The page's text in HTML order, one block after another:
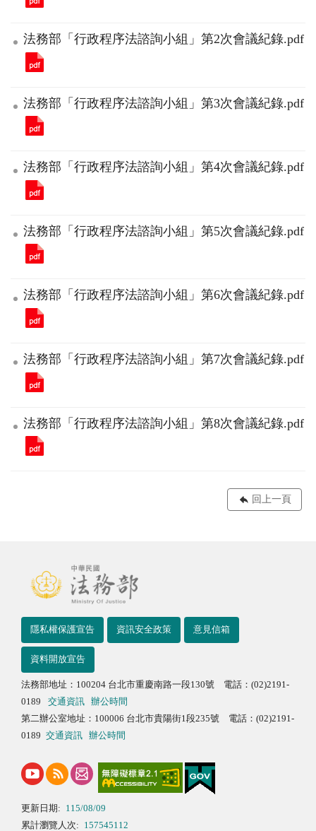
法務部「行政程序法諮詢小組」第2次會議紀錄.pdf
法務部「行政程序法諮詢小組」第3次會議紀錄.pdf
法務部「行政程序法諮詢小組」第4次會議紀錄.pdf
法務部「行政程序法諮詢小組」第5次會議紀錄.pdf
法務部「行政程序法諮詢小組」第6次會議紀錄.pdf
法務部「行政程序法諮詢小組」第7次會議紀錄.pdf
法務部「行政程序法諮詢小組」第8次會議紀錄.pdf
回上一頁
隱私權保護宣告 資訊安全政策 意見信箱
資料開放宣告
法務部地址：100204 台北市重慶南路一段130號 電話：(02)2191-
0189
交通資訊
辦公時間
第二辦公室地址：100006 台北市貴陽街1段235號 電話：(02)2191-
0189 交通資訊 辦公時間
更新日期: 115/08/09
累計瀏覽人次: 157545112